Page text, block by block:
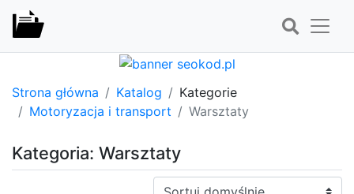
Strona główna Katalog
Kategorie
Motoryzacja i transport
Warsztaty
Kategoria: Warsztaty
Sortuj: